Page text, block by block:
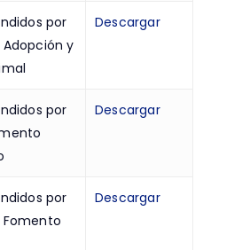
por
y
Descargar
por
Descargar
por
Descargar